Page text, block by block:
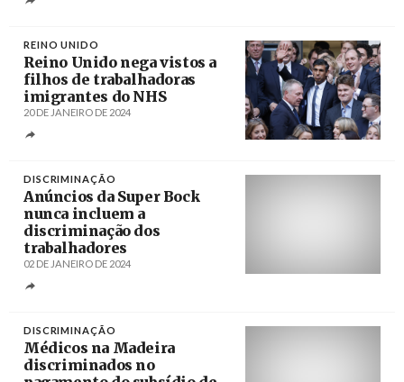
REINO UNIDO
Reino Unido nega vistos a
filhos de trabalhadoras
imigrantes do NHS
20 DE JANEIRO DE 2024
DISCRIMINAÇÃO
Anúncios da Super Bock
nunca incluem a
discriminação dos
trabalhadores
02 DE JANEIRO DE 2024
DISCRIMINAÇÃO
Médicos na Madeira
discriminados no